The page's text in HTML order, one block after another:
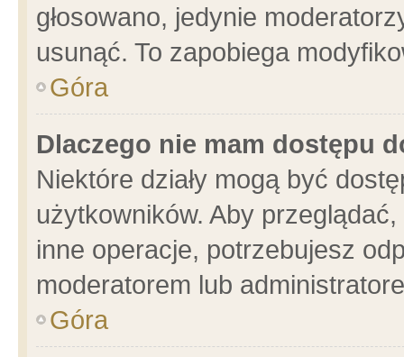
głosowano, jedynie
usunąć. To zapobiega
Góra
Dlaczego nie mam dostępu
Niektóre działy mogą być
użytkowników. Aby
inne operacje, potrzebujesz
moderatorem lub
Góra